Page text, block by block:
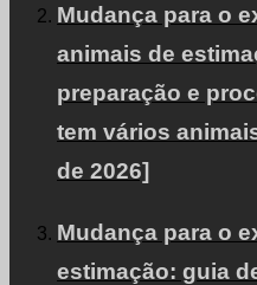
Mudança para o
animais de
preparação e
tem vários
de 2026]
Mudança para o
estimação: guia
PARA CLIENTES
Clientes corporativos e
PÁGINA PRINCIPAL